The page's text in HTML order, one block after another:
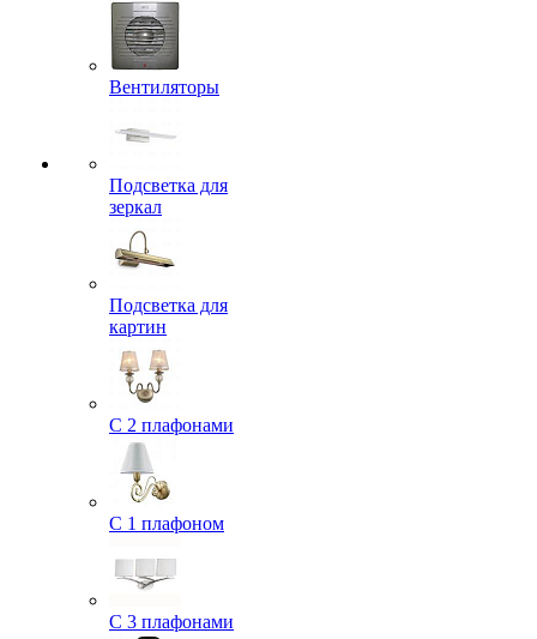
Вентиляторы
Подсветка для
зеркал
Подсветка для
картин
С 2 плафонами
С 1 плафоном
С 3 плафонами